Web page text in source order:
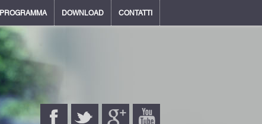
PROGRAMMA DOWNLOAD CONTATTI